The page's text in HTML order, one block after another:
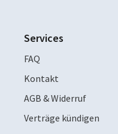
Services
FAQ
Kontakt
AGB & Widerruf
Verträge kündigen